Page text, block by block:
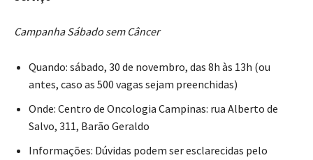
Campanha Sábado sem Câncer
Quando: sábado, 30 de novembro, das 8h às 13h (ou
antes, caso as 500 vagas sejam preenchidas)
Onde: Centro de Oncologia Campinas: rua Alberto de
Salvo, 311, Barão Geraldo
Informações: Dúvidas podem ser esclarecidas pelo